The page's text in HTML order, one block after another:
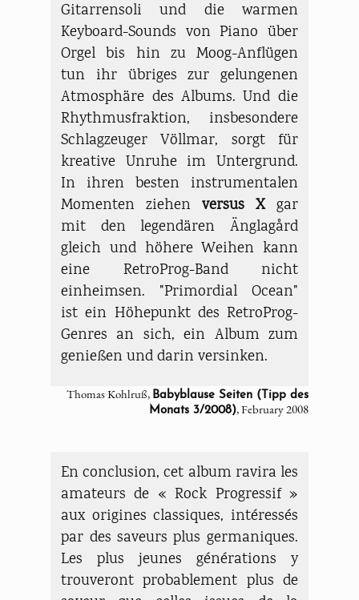
Gitarrensoli und die warmen
Keyboard-Sounds von Piano über
Orgel bis hin zu Moog-Anflügen
tun ihr übriges zur gelungenen
Atmosphäre des Albums. Und die
Rhythmusfraktion, insbesondere
Schlagzeuger Völlmar, sorgt für
kreative Unruhe im Untergrund.
In ihren besten instrumentalen
Momenten ziehen versus Xgar
mit den legendären Änglagård
gleich und höhere Weihen kann
eine RetroProg-Band nicht
einheimsen. "Primordial Ocean"
ist ein Höhepunkt des RetroProg-
Genres an sich, ein Album zum
genießen und darin versinken.
Thomas Kohlruß, Babyblause Seiten (Tipp des
Monats 3/2008), February 2008
En conclusion, cet album ravira les
amateurs de « Rock Progressif »
aux origines classiques, intéressés
par des saveurs plus germaniques.
Les plus jeunes générations y
trouveront probablement plus de